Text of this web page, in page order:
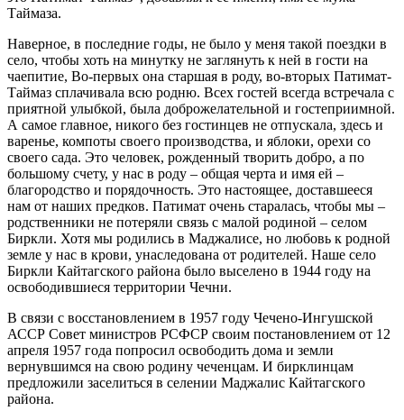
Таймаза.
Наверное, в последние годы, не было у меня такой поездки в
село, чтобы хоть на минутку не заглянуть к ней в гости на
чаепитие, Во-первых она старшая в роду, во-вторых Патимат-
Таймаз сплачивала всю родню. Всех гостей всегда встречала с
приятной улыбкой, была доброжелательной и гостеприимной.
А самое главное, никого без гостинцев не отпускала, здесь и
варенье, компоты своего производства, и яблоки, орехи со
своего сада. Это человек, рожденный творить добро, а по
большому счету, у нас в роду – общая черта и имя ей –
благородство и порядочность. Это настоящее, доставшееся
нам от наших предков. Патимат очень старалась, чтобы мы –
родственники не потеряли связь с малой родиной – селом
Биркли. Хотя мы родились в Маджалисе, но любовь к родной
земле у нас в крови, унаследована от родителей. Наше село
Биркли Кайтагского района было выселено в 1944 году на
освободившиеся территории Чечни.
В связи с восстановлением в 1957 году Чечено-Ингушской
АССР Совет министров РСФСР своим постановлением от 12
апреля 1957 года попросил освободить дома и земли
вернувшимся на свою родину чеченцам. И бирклинцам
предложили заселиться в селении Маджалис Кайтагского
района.